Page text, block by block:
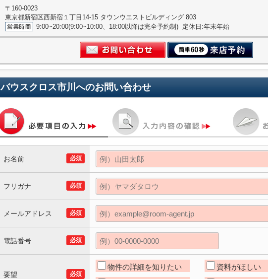
〒160-0023
東京都新宿区西新宿１丁目14-15 タウンウエストビルディング 803
9:00~20:00(9:00~10:00、18:00以降は完全予約制) 定休日:年末年始
バウスクロス市川 へのお問い合わせ
必須
お名前
必須
フリガナ
必須
メールアドレス
必須
電話番号
必須
要望
物件の詳細を知りたい 資料がほしい